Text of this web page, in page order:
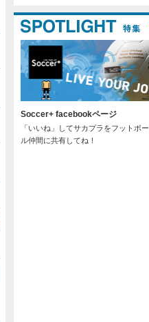
Soccer+ facebookページ
「いいね」してサカプラをフットボー
ル仲間に共有してね！